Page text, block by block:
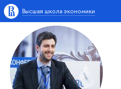
Высшая школа экономики